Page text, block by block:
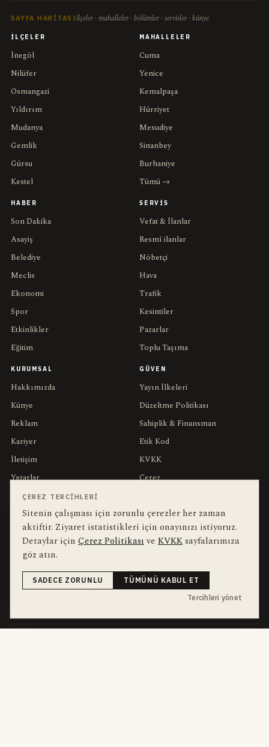
SAYFA HARITASI ilçeler · mahalleler · bölümler · servisler · künye
İLÇELER
İnegöl
Nilüfer
Osmangazi
Yıldırım
Mudanya
Gemlik
Gürsu
Kestel
MAHALLELER
Cuma
Yenice
Kemalpaşa
Hürriyet
Mesudiye
Sinanbey
Burhaniye
Tümü →
HABER
Son Dakika
Asayiş
Belediye
Meclis
Ekonomi
Spor
Etkinlikler
Eğitim
SERVIS
Vefat & İlanlar
Resmî ilanlar
Nöbetçi
Hava
Trafik
Kesintiler
Pazarlar
Toplu Taşıma
KURUMSAL
Hakkımızda
Künye
Reklam
Kariyer
İletişim
Yazarlar
Muhabirler
Editörler
GÜVEN
Yayın İlkeleri
Düzeltme Politikası
Sahiplik & Finansman
Etik Kod
KVKK
Çerez
Kullanım Şartları
YEREL ARANANLAR
İnegöl inegol-belediyesi alper-taban trafik-kazasi
İnegöl Haber
Haberler
Güncel Bursa
ÇEREZ TERCIHLERI
Sitenin çalışması için zorunlu çerezler her zaman
aktiftir. Ziyaret istatistikleri için onayınızı istiyoruz.
Detaylar için Çerez Politikasıve KVKKsayfalarımıza
göz atın.
SADECE ZORUNLU
TÜMÜNÜ KABUL ET
Tercihleri yönet